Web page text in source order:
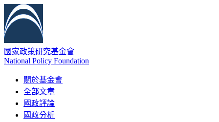
國家政策研究基金會
National Policy Foundation
關於基金會
全部文章
國政評論
國政分析